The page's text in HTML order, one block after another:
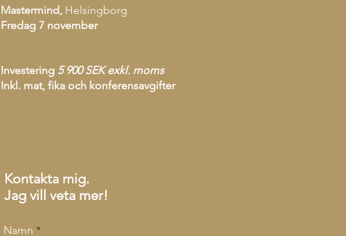
Mastermind, Helsingborg
Fredag 7 november
Investering5 900 SEK exkl. moms
Inkl. mat, fika och konferensavgifter
Kontakta mig.
Jag vill veta mer!
Namn